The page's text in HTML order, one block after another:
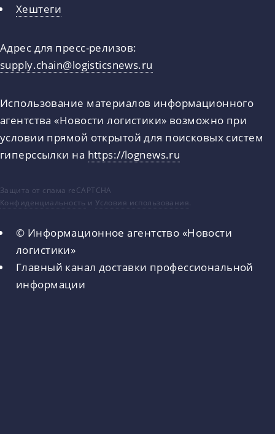
Хештеги
Адрес для пресс-релизов:
supply.chain@logisticsnews.ru
Использование материалов информационного
агентства «Новости логистики» возможно при
условии прямой открытой для поисковых систем
гиперссылки на https://lognews.ru
Защита от спама reCAPTCHA
Конфиденциальность иУсловия использования.
© Информационное агентство «Новости
логистики»
Главный канал доставки профессиональной
информации